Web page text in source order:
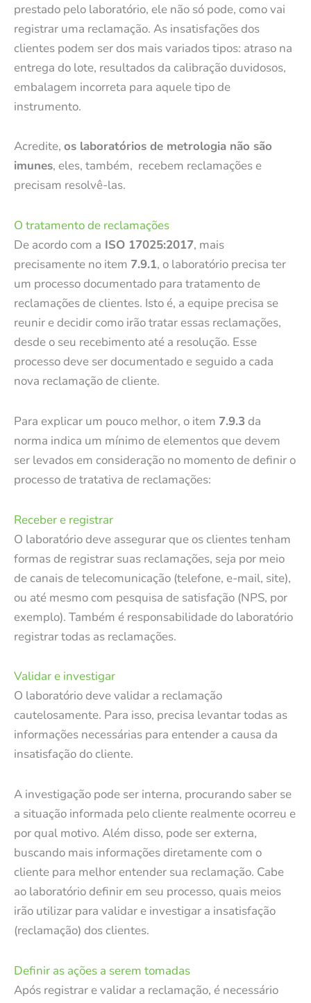
prestado pelo laboratório, ele não só pode, como vai
registrar uma reclamação. As insatisfações dos
clientes podem ser dos mais variados tipos: atraso na
entrega do lote, resultados da calibração duvidosos,
embalagem incorreta para aquele tipo de
instrumento.
Acredite, os laboratórios de metrologia não são
imunes, eles, também, recebem reclamações e
precisam resolvê-las.
O tratamento de reclamações
De acordo com a ISO 17025:2017, mais
precisamente no item 7.9.1, o laboratório precisa ter
um processo documentado para tratamento de
reclamações de clientes. Isto é, a equipe precisa se
reunir e decidir como irão tratar essas reclamações,
desde o seu recebimento até a resolução. Esse
processo deve ser documentado e seguido a cada
nova reclamação de cliente.
Para explicar um pouco melhor, o item 7.9.3 da
norma indica um mínimo de elementos que devem
ser levados em consideração no momento de definir o
processo de tratativa de reclamações:
Receber e registrar
O laboratório deve assegurar que os clientes tenham
formas de registrar suas reclamações, seja por meio
de canais de telecomunicação (telefone, e-mail, site),
ou até mesmo com pesquisa de satisfação (NPS, por
exemplo). Também é responsabilidade do laboratório
registrar todas as reclamações.
Validar e investigar
O laboratório deve validar a reclamação
cautelosamente. Para isso, precisa levantar todas as
informações necessárias para entender a causa da
insatisfação do cliente.
A investigação pode ser interna, procurando saber se
a situação informada pelo cliente realmente ocorreu e
por qual motivo. Além disso, pode ser externa,
buscando mais informações diretamente com o
cliente para melhor entender sua reclamação. Cabe
ao laboratório definir em seu processo, quais meios
irão utilizar para validar e investigar a insatisfação
(reclamação) dos clientes.
Definir as ações a serem tomadas
Após registrar e validar a reclamação, é necessário